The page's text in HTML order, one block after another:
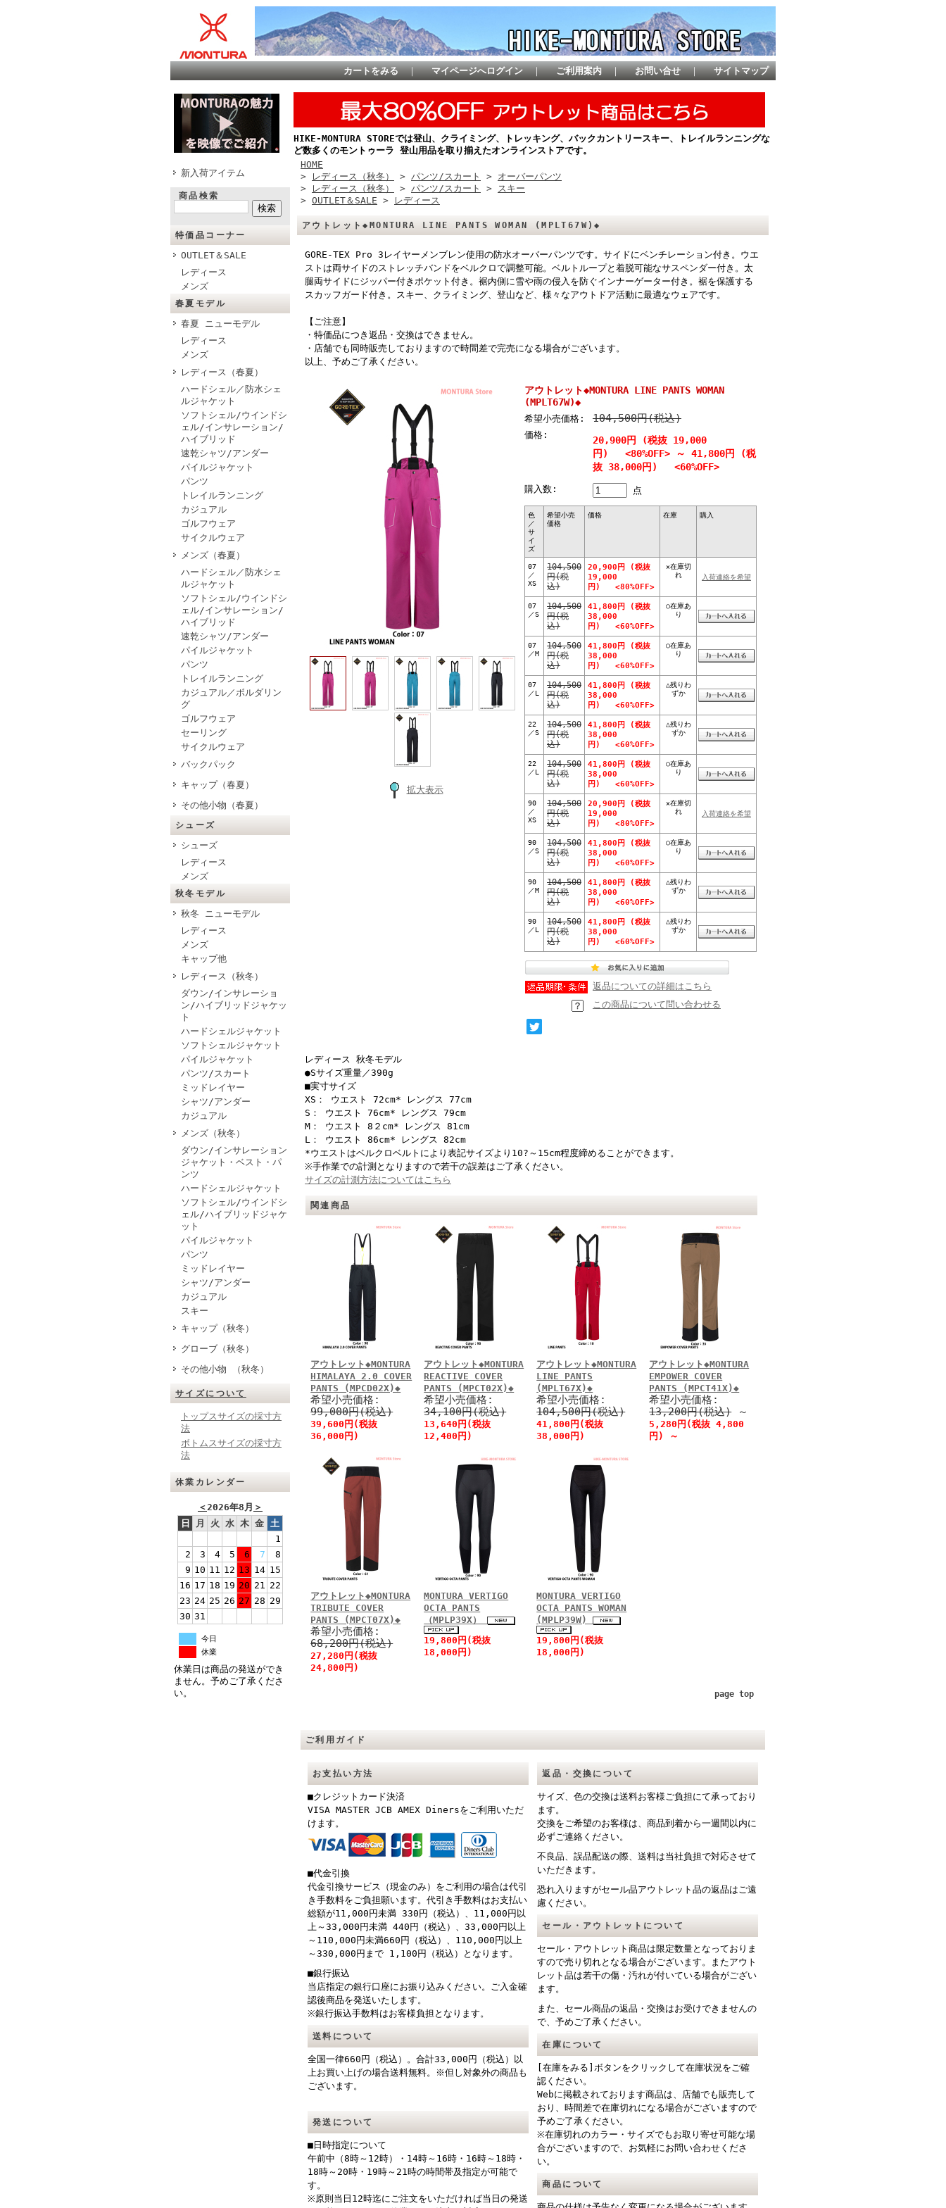
カートをみる ｜ マイページへログイン ｜ ご利用案内 ｜ お問い合せ ｜ サイトマップ
新入荷アイテム
商品検索
特価品コーナー
OUTLET＆SALE
レディース
メンズ
春夏モデル
春夏 ニューモデル
レディース
メンズ
レディース（春夏）
ハードシェル／防水シェ
ルジャケット
ソフトシェル/ウインドシ
ェル/インサレーション/
ハイブリッド
速乾シャツ/アンダー
パイルジャケット
パンツ
トレイルランニング
カジュアル
ゴルフウェア
サイクルウェア
メンズ（春夏）
ハードシェル／防水シェ
ルジャケット
ソフトシェル/ウインドシ
ェル/インサレーション/
ハイブリッド
速乾シャツ/アンダー
パイルジャケット
パンツ
トレイルランニング
カジュアル／ボルダリン
グ
ゴルフウェア
セーリング
サイクルウェア
バックパック
キャップ（春夏）
その他小物（春夏）
シューズ
シューズ
レディース
メンズ
秋冬モデル
秋冬 ニューモデル
レディース
メンズ
キャップ他
レディース（秋冬）
ダウン/インサレーショ
ン/ハイブリッドジャケッ
ト
ハードシェルジャケット
ソフトシェルジャケット
パイルジャケット
パンツ/スカート
ミッドレイヤー
シャツ/アンダー
カジュアル
メンズ（秋冬）
ダウン/インサレーション
ジャケット・ベスト・パ
ンツ
ハードシェルジャケット
ソフトシェル/ウインドシ
ェル/ハイブリッドジャケ
ット
パイルジャケット
パンツ
ミッドレイヤー
シャツ/アンダー
カジュアル
スキー
キャップ（秋冬）
グローブ（秋冬）
その他小物 （秋冬）
サイズについて
トップスサイズの採寸方
法
ボトムスサイズの採寸方
法
休業カレンダー
＜2026年8月 ＞
日
月 火 水 木 金 土
1
2
3 4 5 6 7
8
9 10 11 12 13 14 15
16 17 18 19 20 21 22
23 24 25 26 27 28 29
30 31
今日
休業
休業日は商品の発送ができ
ません。予めご了承くださ
い。
HIKE-MONTURA STOREでは登山、クライミング、トレッキング、バックカントリースキー、トレイルランニングな
ど数多くのモントゥーラ 登山用品を取り揃えたオンラインストアです。
HOME
>
レディース（秋冬） > パンツ/スカート > オーバーパンツ
>
レディース（秋冬） > パンツ/スカート > スキー
> OUTLET＆SALE > レディース
アウトレット◆MONTURA LINE PANTS WOMAN (MPLT67W)◆
GORE-TEX Pro 3レイヤーメンブレン使用の防水オーバーパンツです。サイドにベンチレーション付き。ウエ
ストは両サイドのストレッチバンドをベルクロで調整可能。ベルトループと着脱可能なサスペンダー付き。太
腿両サイドにジッパー付きポケット付き。裾内側に雪や雨の侵入を防ぐインナーゲーター付き。裾を保護する
スカッフガード付き。スキー、クライミング、登山など、様々なアウトドア活動に最適なウェアです。
【ご注意】
・特価品につき返品・交換はできません。
・店舗でも同時販売しておりますので時間差で完売になる場合がございます。
以上、予めご了承ください。
拡大表示
アウトレット◆MONTURA LINE PANTS WOMAN
(MPLT67W)◆
希望小売価格: 104,500円(税込)
価格:
20,900円 (税抜 19,000
円) <80%OFF>
～
41,800円 (税
抜 38,000円) <60%OFF>
購入数: 点
色
／
サ
イ
ズ
希望小売
価格
価格 在庫 購入
07
／
XS
104,500
円(税
込)
20,900円 (税抜
19,000
円) <80%OFF>
×在庫切
れ
入荷連絡を希望
07
／S
104,500
円(税
込)
41,800円 (税抜
38,000
円) <60%OFF>
○在庫あ
り
07
／M
104,500
円(税
込)
41,800円 (税抜
38,000
円) <60%OFF>
○在庫あ
り
07
／L
104,500
円(税
込)
41,800円 (税抜
38,000
円) <60%OFF>
△残りわ
ずか
22
／S
104,500
円(税
込)
41,800円 (税抜
38,000
円) <60%OFF>
△残りわ
ずか
22
／L
104,500
円(税
込)
41,800円 (税抜
38,000
円) <60%OFF>
○在庫あ
り
90
／
XS
104,500
円(税
込)
20,900円 (税抜
19,000
円) <80%OFF>
×在庫切
れ
入荷連絡を希望
90
／S
104,500
円(税
込)
41,800円 (税抜
38,000
円) <60%OFF>
○在庫あ
り
90
／M
104,500
円(税
込)
41,800円 (税抜
38,000
円) <60%OFF>
△残りわ
ずか
90
／L
104,500
円(税
込)
41,800円 (税抜
38,000
円) <60%OFF>
△残りわ
ずか
返品についての詳細はこちら
この商品について問い合わせる
レディース 秋冬モデル
●Sサイズ重量／390g
■実寸サイズ
XS： ウエスト 72cm* レングス 77cm
S： ウエスト 76cm* レングス 79cm
M： ウエスト 8２cm* レングス 81cm
L： ウエスト 86cm* レングス 82cm
*ウエストはベルクロベルトにより表記サイズより10?～15cm程度締めることができます。
※手作業での計測となりますので若干の誤差はご了承ください。
サイズの計測方法についてはこちら
関連商品
アウトレット◆MONTURA
HIMALAYA 2.0 COVER
PANTS (MPCD02X)◆
希望小売価格:
99,000円(税込)
39,600円(税抜
36,000円)
アウトレット◆MONTURA
REACTIVE COVER
PANTS (MPCT02X)◆
希望小売価格:
34,100円(税込)
13,640円(税抜
12,400円)
アウトレット◆MONTURA
LINE PANTS
(MPLT67X)◆
希望小売価格:
104,500円(税込)
41,800円(税抜
38,000円)
アウトレット◆MONTURA
EMPOWER COVER
PANTS (MPCT41X)◆
希望小売価格:
13,200円(税込)
～
5,280円(税抜 4,800
円)
～
アウトレット◆MONTURA
TRIBUTE COVER
PANTS (MPCT07X)◆
希望小売価格:
68,200円(税込)
27,280円(税抜
24,800円)
MONTURA VERTIGO
OCTA PANTS
（MPLP39X）
19,800円(税抜
18,000円)
MONTURA VERTIGO
OCTA PANTS WOMAN
(MPLP39W)
19,800円(税抜
18,000円)
page top
ご利用ガイド
お支払い方法
■クレジットカード決済
VISA MASTER JCB AMEX Dinersをご利用いただ
けます。
■代金引換
代金引換サービス（現金のみ）をご利用の場合は代引
き手数料をご負担願います。代引き手数料はお支払い
総額が11,000円未満 330円（税込）、11,000円以
上～33,000円未満 440円（税込）、33,000円以上
～110,000円未満660円（税込）、110,000円以上
～330,000円まで 1,100円（税込）となります。
■銀行振込
当店指定の銀行口座にお振り込みください。ご入金確
認後商品を発送いたします。
※銀行振込手数料はお客様負担となります。
送料について
全国一律660円（税込）。合計33,000円（税込）以
上お買い上げの場合送料無料。※但し対象外の商品も
ございます。
発送について
■日時指定について
午前中（8時～12時）・14時～16時・16時～18時・
18時～20時・19時～21時の時間帯及指定が可能で
す。
※原則当日12時迄にご注文をいただければ当日の発送
返品・交換について
サイズ、色の交換は送料お客様ご負担にて承っており
ます。
交換をご希望のお客様は、商品到着から一週間以内に
必ずご連絡ください。
不良品、誤品配送の際、送料は当社負担で対応させて
いただきます。
恐れ入りますがセール品アウトレット品の返品はご遠
慮ください。
セール・アウトレットについて
セール・アウトレット商品は限定数量となっておりま
すので売り切れとなる場合がございます。またアウト
レット品は若干の傷・汚れが付いている場合がござい
ます。
また、セール商品の返品・交換はお受けできませんの
で、予めご了承ください。
在庫について
[在庫をみる]ボタンをクリックして在庫状況をご確
認ください。
Webに掲載されております商品は、店舗でも販売して
おり、時間差で在庫切れになる場合がございますので
予めご了承ください。
※在庫切れのカラー・サイズでもお取り寄せ可能な場
合がございますので、お気軽にお問い合わせくださ
い。
商品について